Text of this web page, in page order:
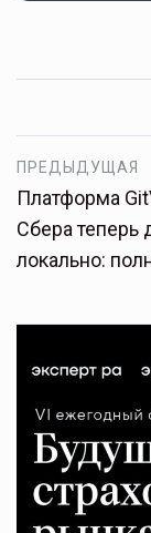
ПРЕДЫДУЩАЯ
Платформа
Сбера теперь
локально: